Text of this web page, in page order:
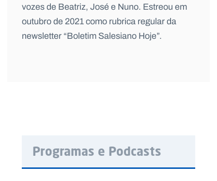
vozes de Beatriz, José e Nuno. Estreou em
outubro de 2021 como rubrica regular da
newsletter “Boletim Salesiano Hoje”.
Programas e Podcasts